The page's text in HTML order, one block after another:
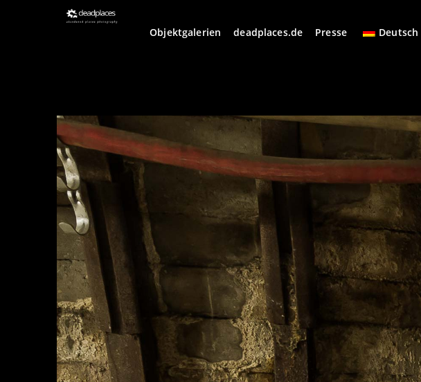
Objektgalerien deadplaces.de Presse Deutsch